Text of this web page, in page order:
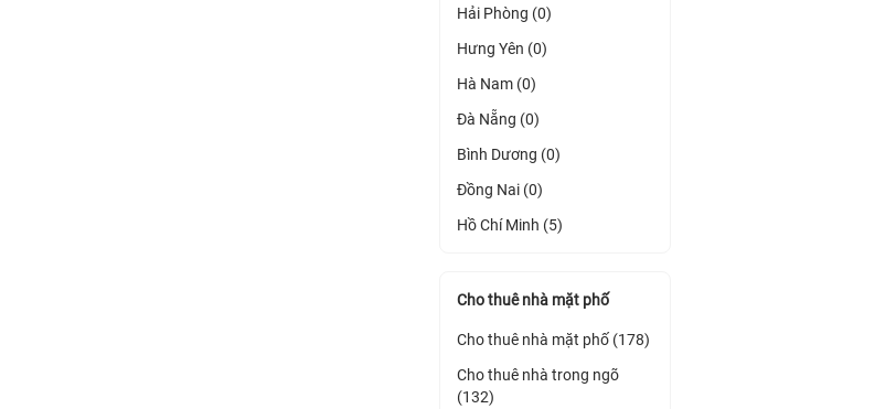
Hải Phòng (0)
Hưng Yên (0)
Hà Nam (0)
Đà Nẵng (0)
Bình Dương (0)
Đồng Nai (0)
Hồ Chí Minh (5)
Cho thuê nhà mặt phố
Cho thuê nhà mặt phố (178)
Cho thuê nhà trong ngõ
(132)